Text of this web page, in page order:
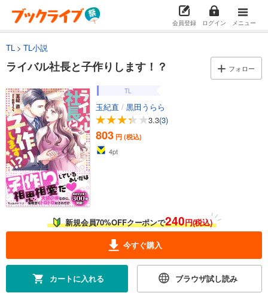
会員登録 ログイン メニュー
TL TL小説
ライバル社長と子作りします！？ フォロー
TL
玉紀直 / 黒田うらら
3.3(3)
803 円 (税込)
4pt
新規会員70%OFFクーポンで240円(税込)
今すぐ購入
カートに入れる ブラウザ試し読み